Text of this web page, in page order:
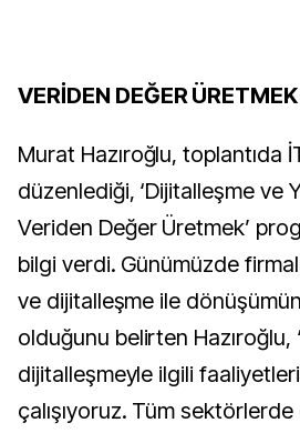
VERİDEN DEĞER ÜRETMEK
Murat Hazıroğlu, toplantıda
düzenlediği, ‘Dijitalleşme ve
Veriden Değer Üretmek’
bilgi verdi. Günümüzde
ve dijitalleşme ile
olduğunu belirten Hazıroğlu,
dijitalleşmeyle ilgili
çalışıyoruz. Tüm